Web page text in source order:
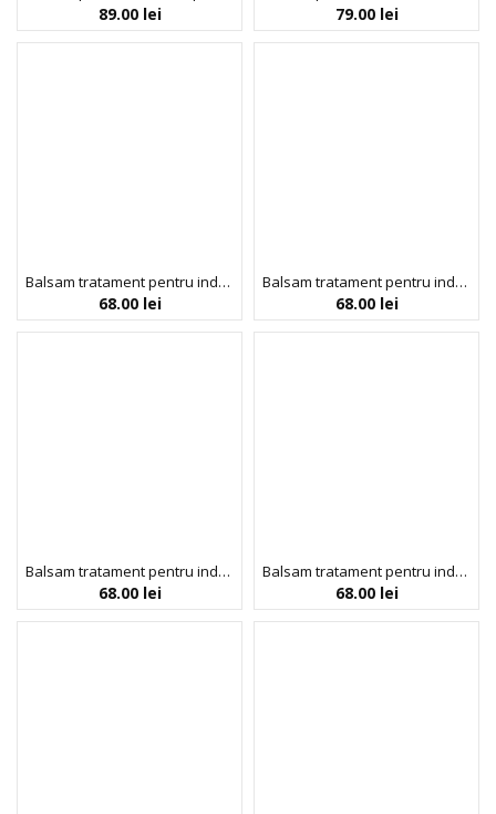
89.00 lei 79.00 lei
Balsam tratament pentru indesirea parului, cu biotina, Hair ResQ, Petal Fresh Pure, 355 ml
68.00 lei
Balsam tratament pentru indesirea si repararea parului deteriorat, cu biotina, Hair ResQ, Petal Fresh Pure, 355 ml
68.00 lei
Balsam tratament pentru indesirea si revitalizarea parului cret, cu biotina, Hair ResQ, Petal Fresh Pure, 355 ml
68.00 lei
Balsam tratament pentru indesirea si stralucirea parului, Hair ResQ, Petal Fresh Pure, 355 ml
68.00 lei